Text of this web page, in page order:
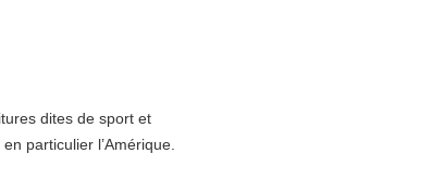
dites de sport et
particulier l’Amérique.